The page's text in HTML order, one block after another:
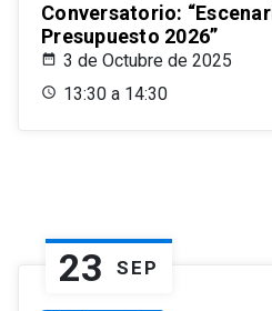
Conversatorio:
Presupuesto 2026”
3 de Octubre de 2025
13:30 a 14:30
23 SEP